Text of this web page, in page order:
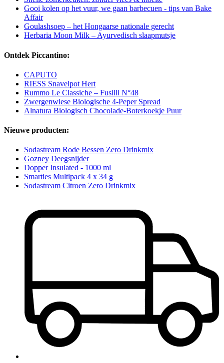
Gooi kolen op het vuur, we gaan barbecuen - tips van Bake
Affair
Goulashsoep – het Hongaarse nationale gerecht
Herbaria Moon Milk – Ayurvedisch slaapmutsje
Ontdek Piccantino:
CAPUTO
RIESS Snavelpot Hert
Rummo Le Classiche – Fusilli N°48
Zwergenwiese Biologische 4-Peper Spread
Alnatura Biologisch Chocolade-Boterkoekje Puur
Nieuwe producten:
Sodastream Rode Bessen Zero Drinkmix
Gozney Deegsnijder
Dopper Insulated - 1000 ml
Smarties Multipack 4 x 34 g
Sodastream Citroen Zero Drinkmix